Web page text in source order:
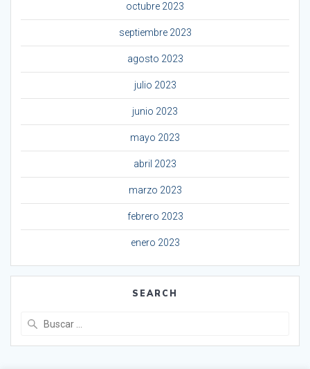
octubre 2023
septiembre 2023
agosto 2023
julio 2023
junio 2023
mayo 2023
abril 2023
marzo 2023
febrero 2023
enero 2023
SEARCH